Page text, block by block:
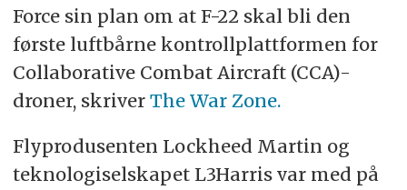
Force sin plan om at F-22 skal bli den
første luftbårne kontrollplattformen for
Collaborative Combat Aircraft (CCA)-
droner, skriver The War Zone.
Flyprodusenten Lockheed Martin og
teknologiselskapet L3Harris var med på